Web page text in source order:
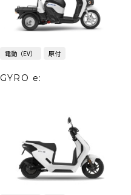
電動（EV） 原付
GYRO e: